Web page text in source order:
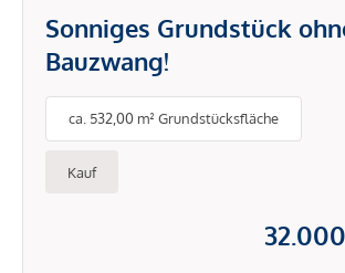
Sonniges Grundstück
Bauzwang!
ca. 532,00 m² Grundstücksfläche
Kauf